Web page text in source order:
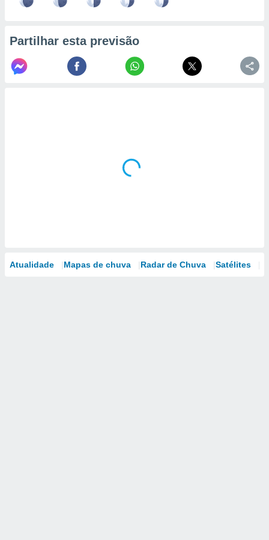
Partilhar esta previsão
Atualidade Mapas de chuva Radar de Chuva Satélites